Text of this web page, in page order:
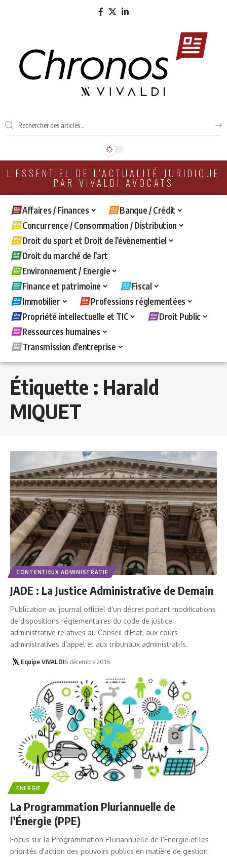
L'ESSENTIEL DE L'ACTUALITÉ JURIDIQUE
PAR VIVALDI AVOCATS
Affaires / Finances
Banque / Crédit
Concurrence / Consommation / Distribution
Droit du sport et Droit de l’évènementiel
Droit du marché de l’art
Environnement / Energie
Finance et patrimoine
Fiscal
Immobilier
Professions réglementées
Propriété intellectuelle et TIC
Droit Public
Ressources humaines
Transmission d’entreprise
Étiquette : Harald
MIQUET
CONTENTIEUX ADMINISTRATIF
JADE : La Justice Administrative de Demain
Publication au journal officiel d'un décret portant modifications
de dispositions réglementaires du code de justice
administrative relatives au Conseil d'Etat, aux cours
administratives d'appel et aux tribunaux administratifs.
Equipe VIVALDI6 décembre 2016
ENERGIE
La Programmation Pluriannuelle de
l’Énergie (PPE)
Focus sur la Programmation Pluriannuelle de l’Énergie et les
priorités d'action des pouvoirs publics en matière de gestion